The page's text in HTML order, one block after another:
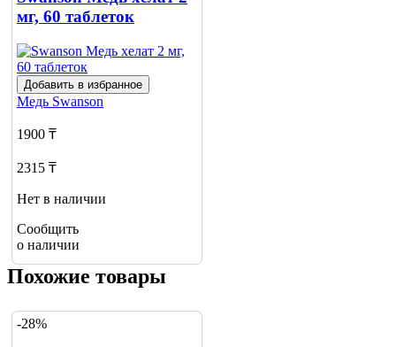
мг, 60 таблеток
Добавить в избранное
Медь Swanson
1900 ₸
2315 ₸
Нет в наличии
Сообщить
о наличии
Похожие товары
-28%